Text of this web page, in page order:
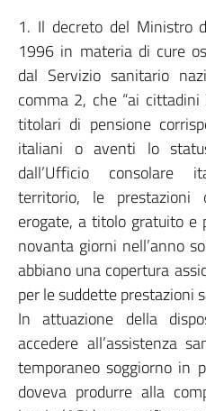
1. Il decreto del Ministro
1996 in materia di cure
dal Servizio sanitario
comma 2, che “ai
titolari di pensione
italiani o aventi lo
dall’Ufficio consolare
territorio, le prestazioni
erogate, a titolo gratuito e
novanta giorni nell’anno
abbiano una copertura
per le suddette prestazioni
In attuazione della
accedere all’assistenza
temporaneo soggiorno in
doveva produrre alla